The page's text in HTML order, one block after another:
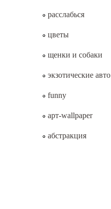
расслабься
цветы
щенки и собаки
экзотические авто
funny
арт-wallpaper
абстракция